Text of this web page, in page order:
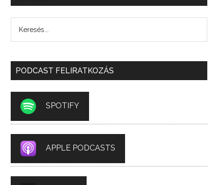
PODCAST FELIRATKOZÁS
SPOTIFY
APPLE PODCASTS